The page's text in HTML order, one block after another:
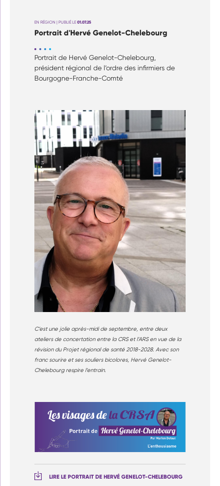
EN RÉGION | PUBLIÉ LE 01.07.25
Portrait d'Hervé Genelot-Chelebourg
Portrait de Hervé Genelot-Chelebourg,
président régional de l’ordre des infirmiers de
Bourgogne-Franche-Comté
C’est une jolie après-midi de septembre, entre deux
ateliers de concertation entre la CRS et l’ARS en vue de la
révision du Projet régional de santé 2018-2028. Avec son
franc sourire et ses souliers bicolores, Hervé Genelot-
Chelebourg respire l’entrain.
LIRE LE PORTRAIT DE HERVÉ GENELOT-CHELEBOURG